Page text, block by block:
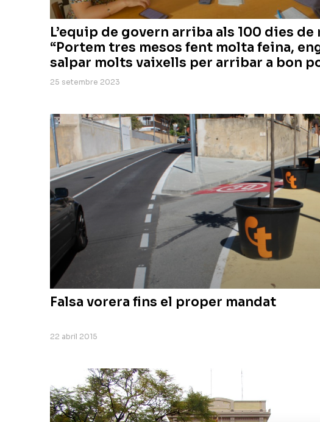
L’equip de govern arriba als 100 dies de
“Portem tres mesos fent molta feina,
salpar molts vaixells per arribar a bon
25 setembre 2023
Falsa vorera fins el proper mandat
22 abril 2015